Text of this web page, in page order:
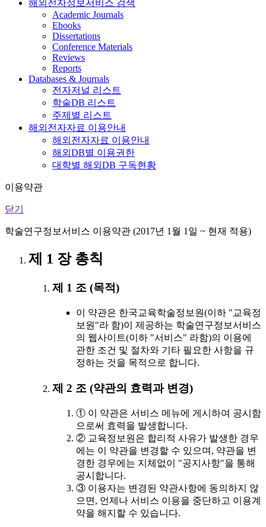
해외전자정보서비스 검색
Academic Journals
Ebooks
Dissertations
Conference Materials
Reviews
Reports
Databases & Journals
전자저널 리스트
학술DB 리스트
주제별 리스트
해외전자자료 이용안내
해외전자자료 이용안내
해외DB별 이용권한
대학별 해외DB 구독현황
이용약관
닫기
학술연구정보서비스 이용약관 (2017년 1월 1일 ~ 현재 적용)
제 1 장 총칙
제 1 조 (목적)
이 약관은 한국교육학술정보원(이하 "교육정
보원"라 함)이 제공하는 학술연구정보서비스
의 웹사이트(이하 "서비스" 라함)의 이용에
관한 조건 및 절차와 기타 필요한 사항을 규
정하는 것을 목적으로 합니다.
제 2 조 (약관의 효력과 변경)
① 이 약관은 서비스 메뉴에 게시하여 공시함
으로써 효력을 발생합니다.
② 교육정보원은 합리적 사유가 발생한 경우
에는 이 약관을 변경할 수 있으며, 약관을 변
경한 경우에는 지체없이 "공지사항"을 통해
공시합니다.
③ 이용자는 변경된 약관사항에 동의하지 않
으면, 언제나 서비스 이용을 중단하고 이용계
약을 해지할 수 있습니다.